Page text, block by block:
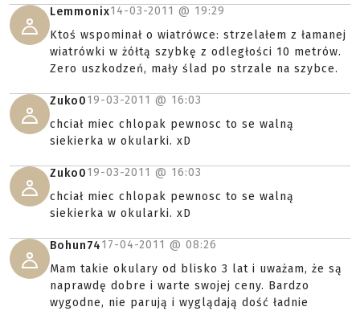
Lemmonix14-03-2011 @ 19:29
Ktoś wspominał o wiatrówce: strzelałem z łamanej
wiatrówki w żółtą szybkę z odległości 10 metrów.
Zero uszkodzeń, mały ślad po strzale na szybce.
Zuko019-03-2011 @ 16:03
chciał miec chlopak pewnosc to se walną
siekierka w okularki. xD
Zuko019-03-2011 @ 16:03
chciał miec chlopak pewnosc to se walną
siekierka w okularki. xD
Bohun7417-04-2011 @ 08:26
Mam takie okulary od blisko 3 lat i uważam, że są
naprawdę dobre i warte swojej ceny. Bardzo
wygodne, nie parują i wyglądają dość ładnie